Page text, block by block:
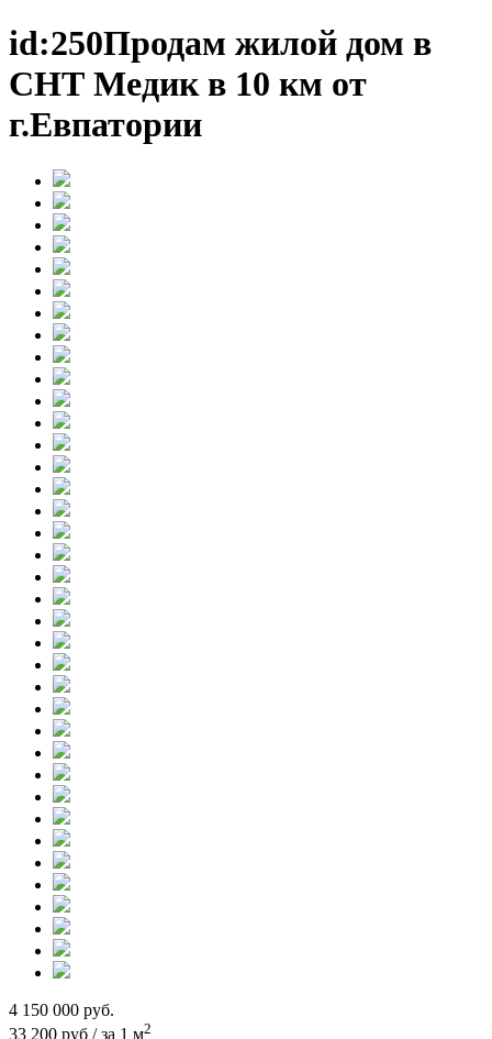
id:250Продам жилой дом в
СНТ Медик в 10 км от
г.Евпатории
4 150 000 руб.
33 200 руб / за 1 м2